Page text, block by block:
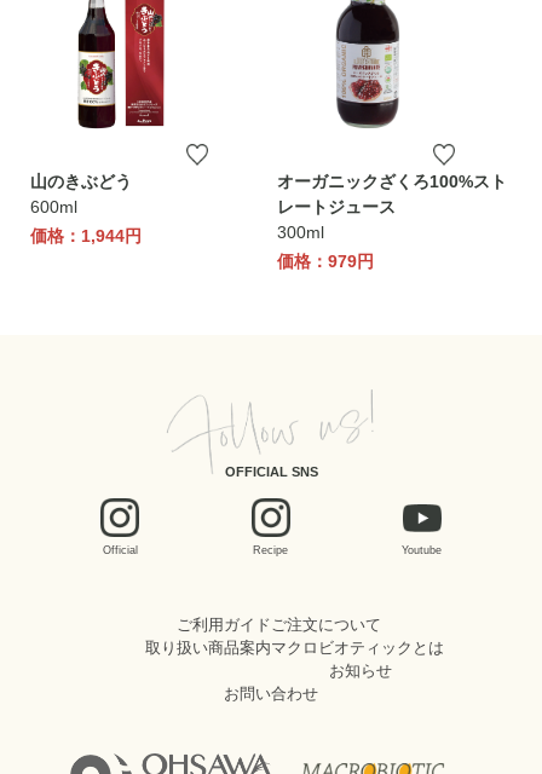
山のきぶどう
600ml
価格：1,944円
オーガニックざくろ100%スト
レートジュース
300ml
価格：979円
OFFICIAL SNS
Official Recipe Youtube
ご利用ガイドご注文について
取り扱い商品案内マクロビオティックとは
お知らせ
お問い合わせ